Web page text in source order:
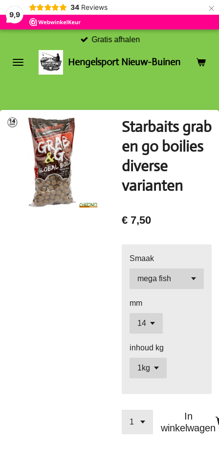
9,9
34 Reviews ×
Hengelsport Nieuw-Buinen
Gratis afhalen
Starbaits grab
en go boilies
diverse
varianten
€ 7,50
Smaak
mm
inhoud kg
In
winkelwagen